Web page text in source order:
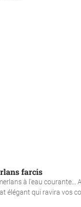
farcis
à l'eau courante...
qui ravira vos